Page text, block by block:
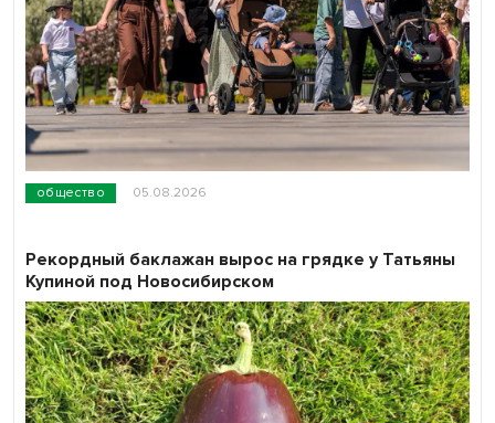
общество 05.08.2026
Рекордный баклажан вырос на грядке у Татьяны
Купиной под Новосибирском